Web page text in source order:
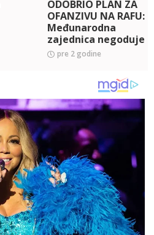
ODOBRIO PLAN ZA
OFANZIVU NA RAFU:
Međunarodna
zajednica negoduje
- Tamo je više od
milion raseljenih
pre 2 godine